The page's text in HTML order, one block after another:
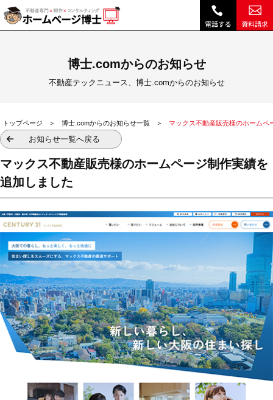
博士.comからのお知らせ
不動産テックニュース、博士.comからのお知らせ
トップページ 博士.comからのお知らせ一覧 マックス不動産販売様のホームペ
お知らせ一覧へ戻る
マックス不動産販売様のホームページ制作実績を
追加しました